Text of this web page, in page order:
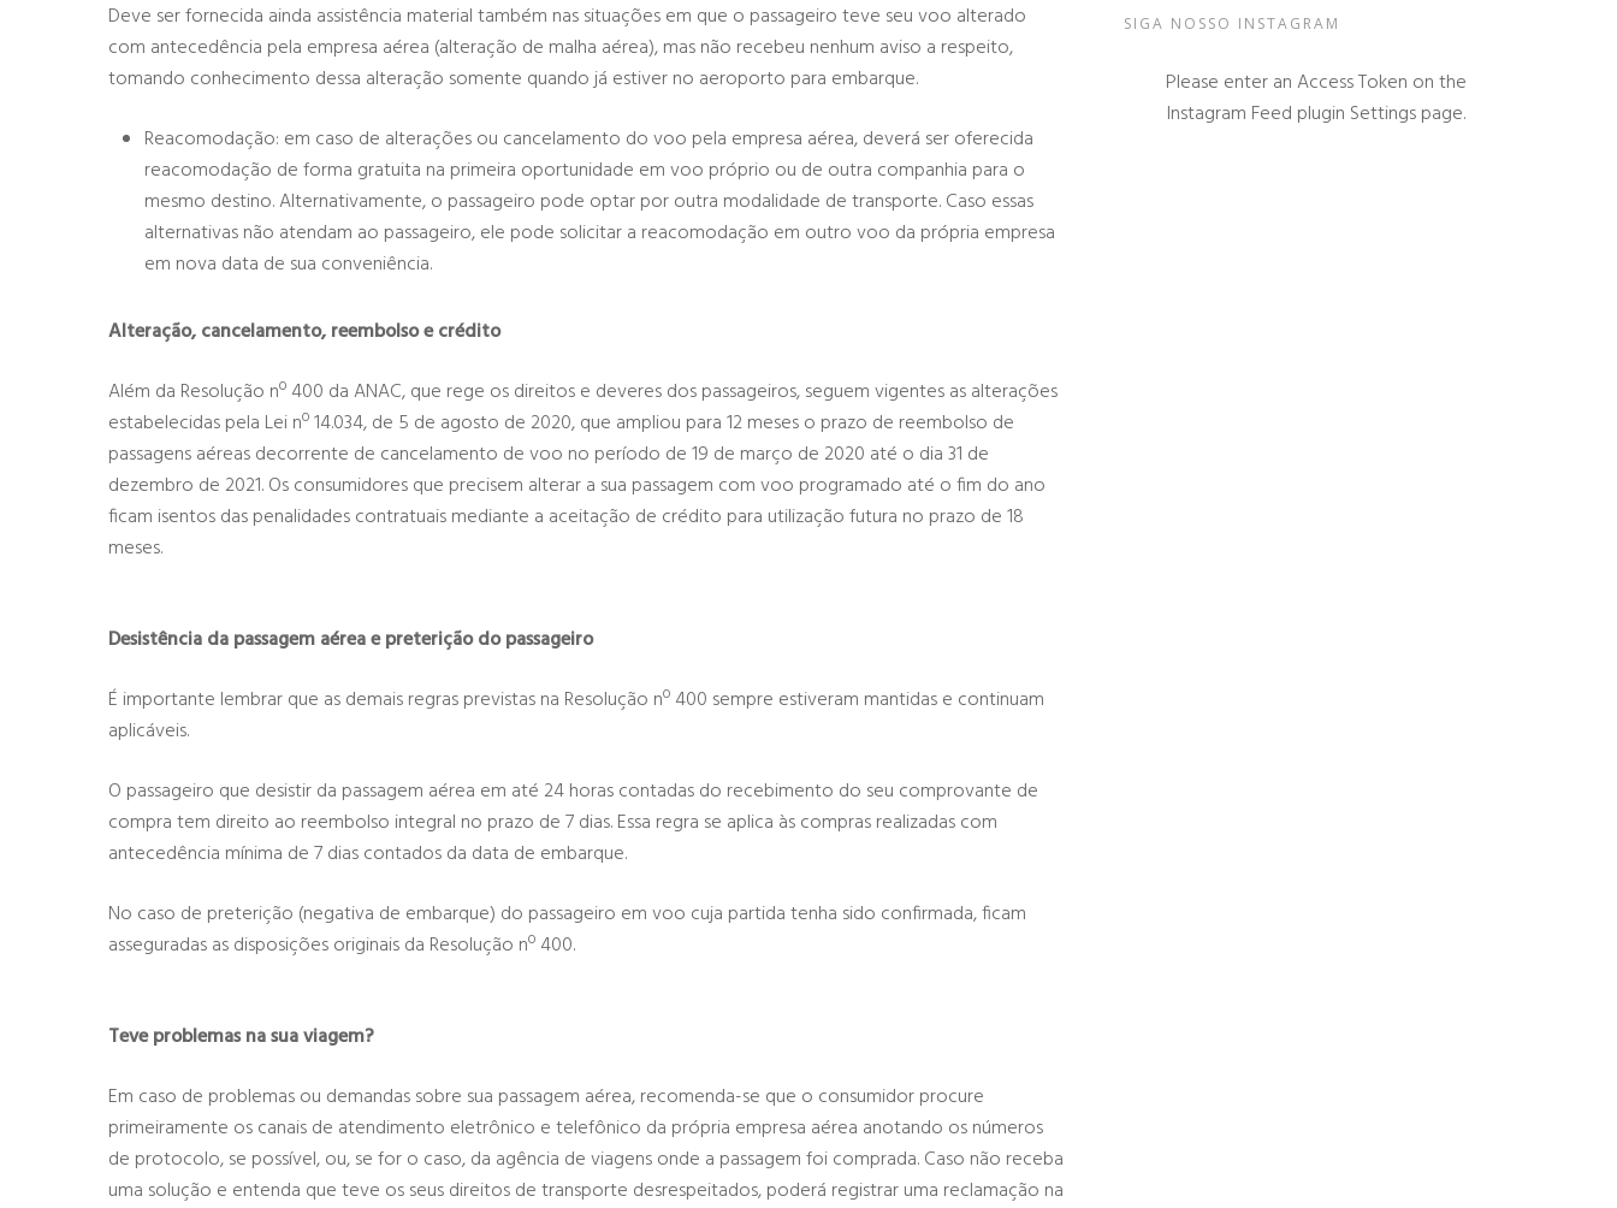
Deve ser fornecida ainda assistência material também nas situações em que o passageiro teve seu voo alterado
com antecedência pela empresa aérea (alteração de malha aérea), mas não recebeu nenhum aviso a respeito,
tomando conhecimento dessa alteração somente quando já estiver no aeroporto para embarque.
Reacomodação: em caso de alterações ou cancelamento do voo pela empresa aérea, deverá ser oferecida
reacomodação de forma gratuita na primeira oportunidade em voo próprio ou de outra companhia para o
mesmo destino. Alternativamente, o passageiro pode optar por outra modalidade de transporte. Caso essas
alternativas não atendam ao passageiro, ele pode solicitar a reacomodação em outro voo da própria empresa
em nova data de sua conveniência.
Alteração, cancelamento, reembolso e crédito
Além da Resolução nº 400 da ANAC, que rege os direitos e deveres dos passageiros, seguem vigentes as alterações
estabelecidas pela Lei nº 14.034, de 5 de agosto de 2020, que ampliou para 12 meses o prazo de reembolso de
passagens aéreas decorrente de cancelamento de voo no período de 19 de março de 2020 até o dia 31 de
dezembro de 2021. Os consumidores que precisem alterar a sua passagem com voo programado até o fim do ano
ficam isentos das penalidades contratuais mediante a aceitação de crédito para utilização futura no prazo de 18
meses.
Desistência da passagem aérea e preterição do passageiro
É importante lembrar que as demais regras previstas na Resolução nº 400 sempre estiveram mantidas e continuam
aplicáveis.
O passageiro que desistir da passagem aérea em até 24 horas contadas do recebimento do seu comprovante de
compra tem direito ao reembolso integral no prazo de 7 dias. Essa regra se aplica às compras realizadas com
antecedência mínima de 7 dias contados da data de embarque.
No caso de preterição (negativa de embarque) do passageiro em voo cuja partida tenha sido confirmada, ficam
asseguradas as disposições originais da Resolução nº 400.
Teve problemas na sua viagem?
Em caso de problemas ou demandas sobre sua passagem aérea, recomenda-se que o consumidor procure
primeiramente os canais de atendimento eletrônico e telefônico da própria empresa aérea anotando os números
de protocolo, se possível, ou, se for o caso, da agência de viagens onde a passagem foi comprada. Caso não receba
uma solução e entenda que teve os seus direitos de transporte desrespeitados, poderá registrar uma reclamação na
SIGA NOSSO INSTAGRAM
Please enter an Access Token on the
Instagram Feed plugin Settings page.